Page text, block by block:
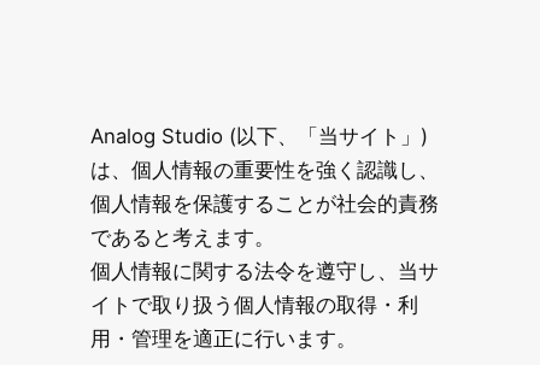
Analog Studio (以下、「当サイト」)
は、個人情報の重要性を強く認識し、
個人情報を保護することが社会的責務
であると考えます。
個人情報に関する法令を遵守し、当サ
イトで取り扱う個人情報の取得・利
用・管理を適正に行います。